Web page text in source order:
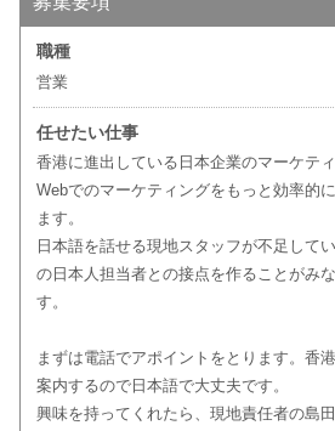
職種
営業
任せたい仕事
香港に進出している日本企業のマーケテ
Webでのマーケティングをもっと効率的
ます。
日本語を話せる現地スタッフが不足して
の日本人担当者との接点を作ることがみ
す。
まずは電話でアポイントをとります。香
案内するので日本語で大丈夫です。
興味を持ってくれたら、現地責任者の島